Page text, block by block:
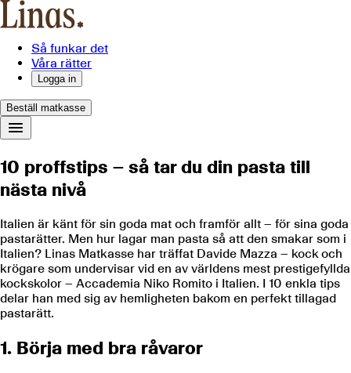
Så funkar det
Våra rätter
Logga in
Beställ matkasse
10 proffstips – så tar du din pasta till
nästa nivå
Italien är känt för sin goda mat och framför allt – för sina goda
pastarätter. Men hur lagar man pasta så att den smakar som i
Italien? Linas Matkasse har träffat Davide Mazza – kock och
krögare som undervisar vid en av världens mest prestigefyllda
kockskolor – Accademia Niko Romito i Italien. I 10 enkla tips
delar han med sig av hemligheten bakom en perfekt tillagad
pastarätt.
1. Börja med bra råvaror